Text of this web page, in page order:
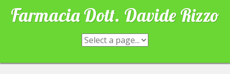
SkipFarmacia Dott. Davide Rizzo